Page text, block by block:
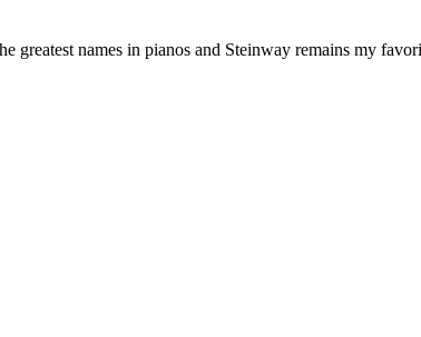
greatest names in pianos and Steinway remains my